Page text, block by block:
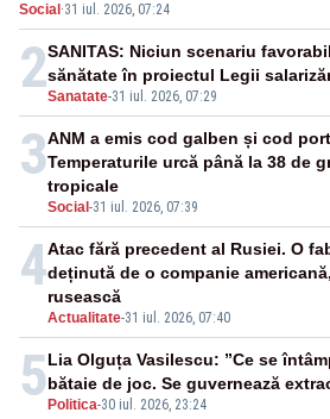
ridicate de la sol
Social ·31 iul. 2026, 07:24
2Sanatate-31 iul. 2026, 07:29
SANITAS: Niciun scenariu
sănătate în proiectul Legii
3
Social -31 iul. 2026, 07:39
ANM a emis cod galben și cod
Temperaturile urcă până la 38 de
tropicale
4
Actualitate-31 iul. 2026, 07:40
Atac fără precedent al Rusiei. O
deținută de o companie
rusească
5 Politica-30 iul. 2026, 23:24
Lia Olguța Vasilescu: ”Ce se
bătaie de joc. Se guvernează